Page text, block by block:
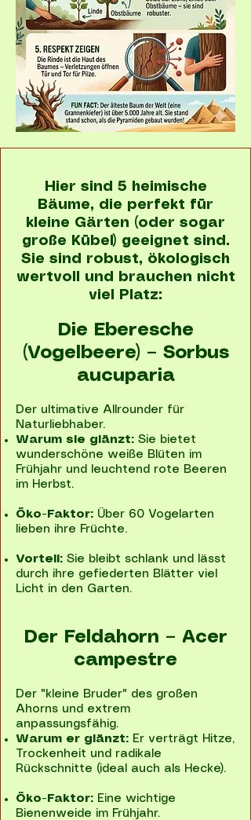
Hier sind 5 heimische
Bäume, die perfekt für
kleine Gärten (oder sogar
große Kübel) geeignet sind.
Sie sind robust, ökologisch
wertvoll und brauchen nicht
viel Platz:
Die Eberesche
(Vogelbeere) – Sorbus
aucuparia
Der ultimative Allrounder für
Naturliebhaber.
Warum sie glänzt: Sie bietet
wunderschöne weiße Blüten im
Frühjahr und leuchtend rote Beeren
im Herbst.
Öko-Faktor: Über 60 Vogelarten
lieben ihre Früchte.
Vorteil: Sie bleibt schlank und lässt
durch ihre gefiederten Blätter viel
Licht in den Garten.
Der Feldahorn – Acer
campestre
Der "kleine Bruder" des großen
Ahorns und extrem
anpassungsfähig.
Warum er glänzt: Er verträgt Hitze,
Trockenheit und radikale
Rückschnitte (ideal auch als Hecke).
Öko-Faktor: Eine wichtige
Bienenweide im Frühjahr.